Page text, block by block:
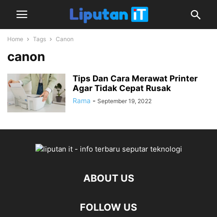
Home Tags Canon
canon
Tips Dan Cara Merawat Printer
Agar Tidak Cepat Rusak
Rama - September 19, 2022
ABOUT US
FOLLOW US